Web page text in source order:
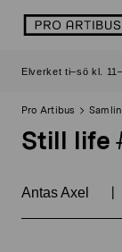
logo
Elverket ti–sö kl.
Pro Artibus
Still life
Antas Axel |